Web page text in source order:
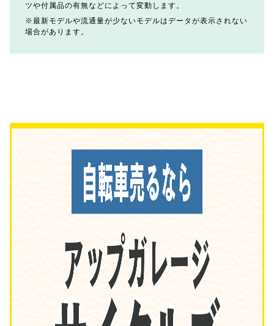
ツや付属品の有無などによって変動します。
最新モデルや流通量が少ないモデルはデータが表示されない
場合があります。